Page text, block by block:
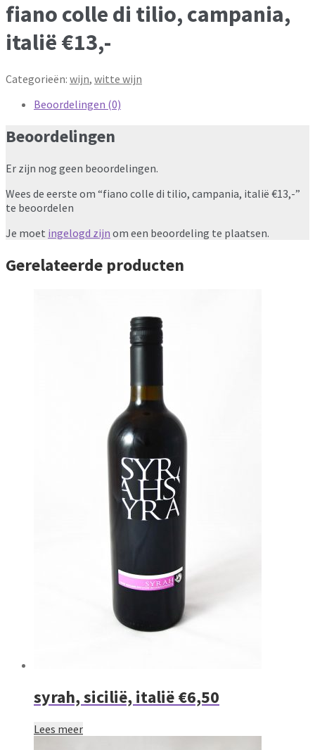
fiano colle di tilio, campania,
italië €13,-
Categorieën: wijn, witte wijn
Beoordelingen (0)
Beoordelingen
Er zijn nog geen beoordelingen.
Wees de eerste om “fiano colle di tilio, campania, italië €13,-”
te beoordelen
Je moet ingelogd zijn om een beoordeling te plaatsen.
Gerelateerde producten
syrah, sicilië, italië €6,50
Lees meer